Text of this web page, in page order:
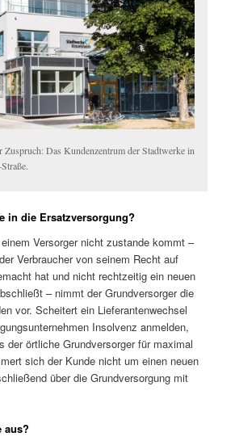
Zuspruch: Das Kundenzentrum der Stadtwerke in
in die Ersatzversorgung?
Versorger nicht zustande kommt –
Verbraucher von seinem Recht auf
hat und nicht rechtzeitig ein neuen
– nimmt der Grundversorger die
vor. Scheitert ein Lieferantenwechsel
Insolvenz anmelden,
der örtliche Grundversorger für maximal
sich der Kunde nicht um einen neuen
über die Grundversorgung mit
aus?